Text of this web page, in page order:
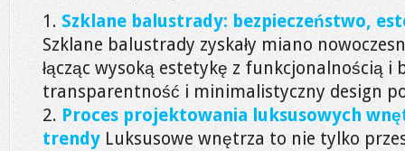
Szklane balustrady: bezpieczeństwo,
Szklane balustrady zyskały miano
łącząc wysoką estetykę z funkcjonalnością i
transparentność i minimalistyczny design
Proces projektowania luksusowych
trendy Luksusowe wnętrza to nie tylko